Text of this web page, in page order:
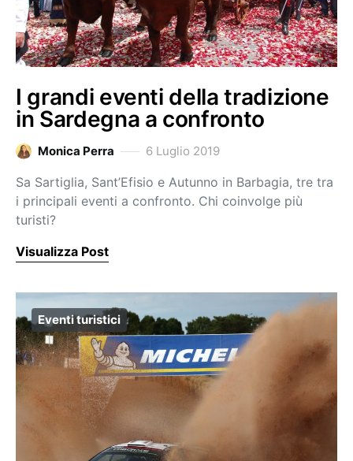
I grandi eventi della tradizione
in Sardegna a confronto
Monica Perra 6 Luglio 2019
Sa Sartiglia, Sant’Efisio e Autunno in Barbagia, tre tra
i principali eventi a confronto. Chi coinvolge più
turisti?
Visualizza Post
Eventi turistici